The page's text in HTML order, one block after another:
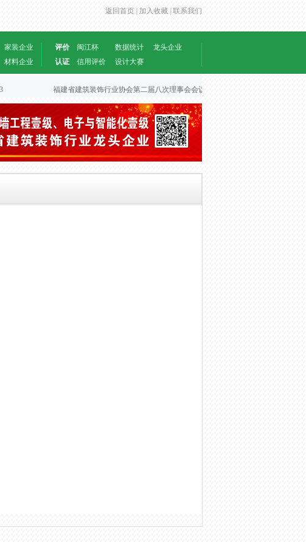
返回首页 | 加入收藏 | 联系我们
家装企业
材料企业
评价
认证
闽江杯 数据统计
龙头企业
信用评价
设计大赛
福建省建筑装饰行业协会第二届八次理事会会议文件